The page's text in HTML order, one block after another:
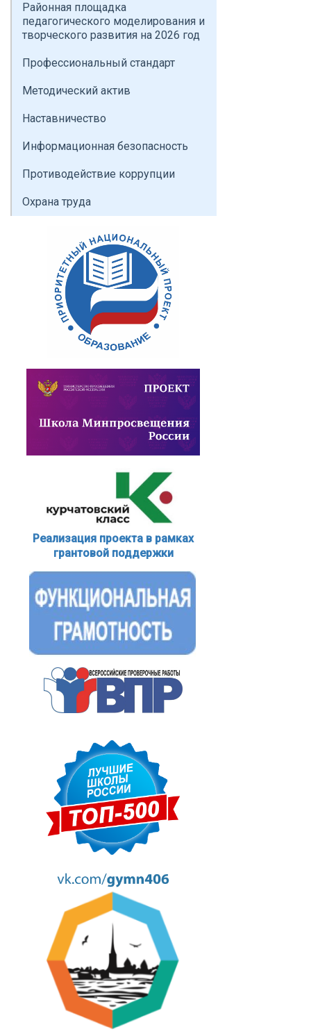
Районная площадка
педагогического моделирования и
творческого развития на 2026 год
Профессиональный стандарт
Методический актив
Наставничество
Информационная безопасность
Противодействие коррупции
Охрана труда
Реализация проекта в рамках
грантовой поддержки